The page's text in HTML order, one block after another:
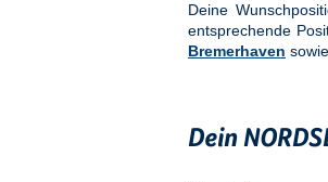
Deine
entsprechende
Bremerhaven
Dein